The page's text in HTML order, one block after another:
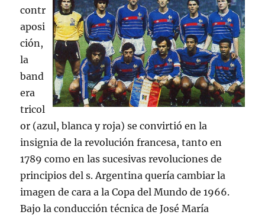
contr
aposi
ción,
la
band
era
tricol
or (azul, blanca y roja) se convirtió en la
insignia de la revolución francesa, tanto en
1789 como en las sucesivas revoluciones de
principios del s. Argentina quería cambiar la
imagen de cara a la Copa del Mundo de 1966.
Bajo la conducción técnica de José María